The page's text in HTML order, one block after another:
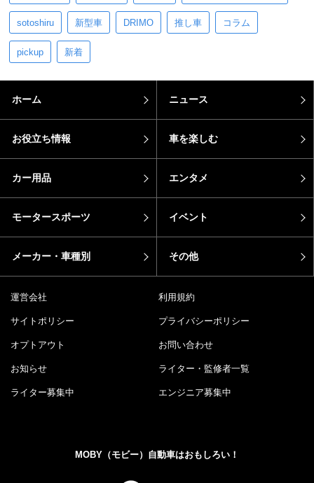
sotoshiru 新型車 DRIMO 推し車 コラム
pickup 新着
ホーム ニュース
お役立ち情報 車を楽しむ
カー用品 エンタメ
モータースポーツ イベント
メーカー・車種別 その他
運営会社 利用規約
サイトポリシー プライバシーポリシー
オプトアウト お問い合わせ
お知らせ ライター・監修者一覧
ライター募集中 エンジニア募集中
MOBY（モビー）自動車はおもしろい！